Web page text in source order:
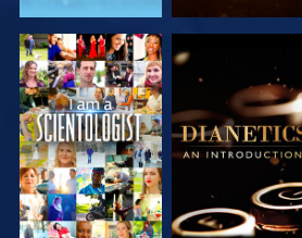
בדוק את הסדרה צפה